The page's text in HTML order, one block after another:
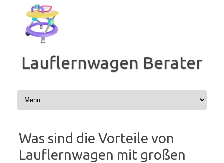
Inhalt
springen
Lauflernwagen Berater
Was sind die Vorteile von
Lauflernwagen mit großen